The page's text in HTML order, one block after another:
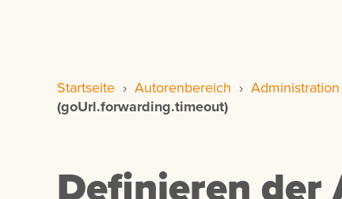
Startseite › Autorenbereich › Administration
(goUrl.forwarding.timeout)
Definieren der